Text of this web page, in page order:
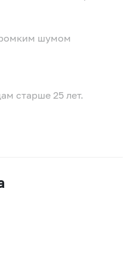
шумом
старше 25 лет.